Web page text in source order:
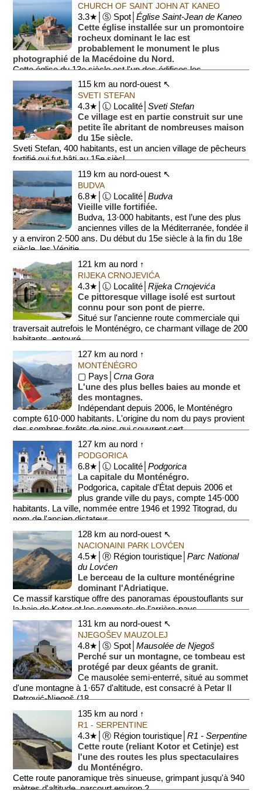
CHURCH OF SAINT JOHN AT KANEO
3.3★│Ⓢ Spot│Église Saint-Jean de Kaneo
Cette église installée sur un promontoire
rocheux dominant le lac est
probablement le monument le plus
photographié de la Macédoine du Nord.
Cette église du 13e siècle est l'un des édifices les ...
115 km au nord-ouest ↖
SVETI STEFAN
4.3★│Ⓛ Localité│Sveti Stefan
Ce village est en partie construit sur une
petite île abritant de nombreuses maison
du 15e siècle.
Sveti Stefan, 400 habitants, est un ancien village de pêcheurs
fortifié qui fut bâti au 15e siècl...
119 km au nord-ouest ↖
BUDVA
6.8★│Ⓛ Localité│Budva
Vieille ville fortifiée.
Budva, 13·000 habitants, est l’une des plus
anciennes villes de la Méditerranée, fondée il
y a environ 2·500 ans. Du début du 15e siècle à la fin du 18e
siècle, les Vénitie...
121 km au nord ↑
RIJEKA CRNOJEVIĆA
4.3★│Ⓛ Localité│Rijeka Crnojevića
Ce pittoresque village isolé est surtout
connu pour son pont de pierre.
Situé sur l'ancienne route commerciale qui
traversait autrefois le Monténégro, ce charmant village de 200
habitants, entouré ...
127 km au nord ↑
MONTÉNÉGRO
▢ Pays│Crna Gora
L'une des plus belles baies au monde et
des montagnes.
Indépendant depuis 2006, le Monténégro
compte 610·000 habitants. L'origine du nom du pays provient
des sombres forêts de pins qui couvrent cert...
127 km au nord ↑
PODGORICA
6.8★│Ⓛ Localité│Podgorica
La capitale du Monténégro.
Podgorica, capitale d'État depuis 2006 et
plus grande ville du pays, compte 145·000
habitants. La ville, nommée entre 1946 et 1992 Titograd, du
nom de l'ancien dictateur...
128 km au nord-ouest ↖
NACIONAINI PARK LOVĆEN
4.5★│Ⓡ Région touristique│Parc National
du Lovćen
Le berceau de la culture monténégrine
dominant l'Adriatique.
Ce massif karstique offre des panoramas époustouflants sur
la baie de Kotor et les sommets de l'arrière-pays.
Il abrite le mauso...
131 km au nord-ouest ↖
NJEGOŠEV MAUZOLEJ
4.8★│Ⓢ Spot│Mausolée de Njegoš
Perché sur un montagne, ce tombeau est
protégé par deux géants de granit.
Ce mausolée semi-enterré, situé au sommet
d'une montagne à 1·657 d'altitude, est consacré à Petar II
Petrović-Njegoš (18...
135 km au nord ↑
R1 - SERPENTINE
4.3★│Ⓡ Région touristique│R1 - Serpentine
Cette route (reliant Kotor et Cetinje) est
l'une des routes les plus spectaculaires
du Monténégro.
Cette route panoramique très sinueuse, grimpant jusqu'à 940
mètres d'altitude, parcourt environ 2...